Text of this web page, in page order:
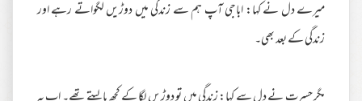
میرے دل نے کہا: اباجی آپ ہم سے زندگی میں دوڑیں لگواتے رہے اور
زندگی کے بعد بھی۔